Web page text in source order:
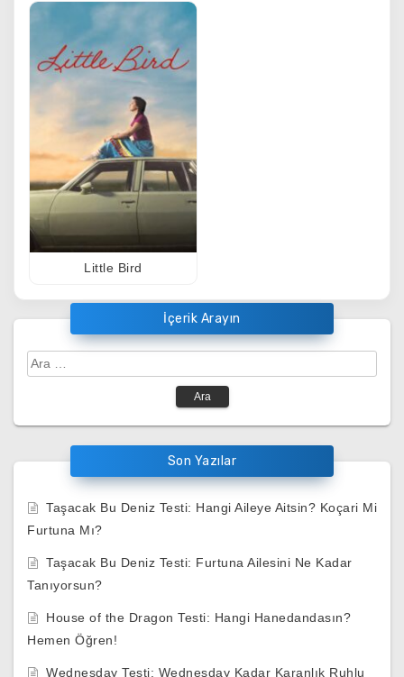
Little Bird
İçerik Arayın
Arama:
Son Yazılar
Taşacak Bu Deniz Testi: Hangi Aileye Aitsin? Koçari Mi
Furtuna Mı?
Taşacak Bu Deniz Testi: Furtuna Ailesini Ne Kadar
Tanıyorsun?
House of the Dragon Testi: Hangi Hanedandasın?
Hemen Öğren!
Wednesday Testi: Wednesday Kadar Karanlık Ruhlu